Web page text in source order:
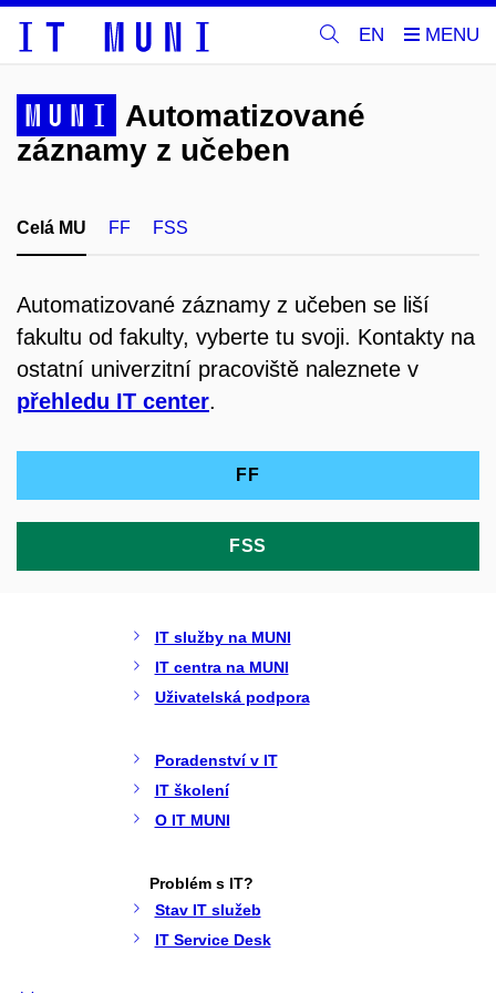
EN
MUNI
Automatizované
záznamy z učeben
Celá MU FF FSS
Automatizované záznamy z učeben se liší
fakultu od fakulty, vyberte tu svoji. Kontakty na
ostatní univerzitní pracoviště naleznete v
přehledu IT center.
FF
FSS
IT služby na MUNI
IT centra na MUNI
Uživatelská podpora
Poradenství v IT
IT školení
O IT MUNI
Problém s IT?
Stav IT služeb
IT Service Desk